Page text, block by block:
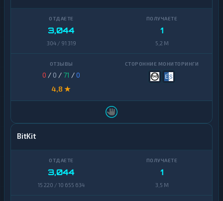
3,044
304 / 91 319
1
5,2 M
0 / 0 / 71 /0
4,8 ★
BitKit
3,044
15 220 / 10 655 634
1
3,5 M